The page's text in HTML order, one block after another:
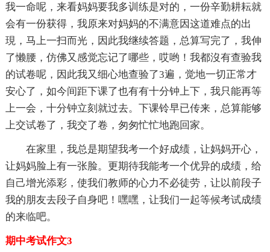
我一命呢，来看妈妈要我多训练是对的，一份辛勤耕耘就
会有一份获得，我原来对妈妈的不满意因这道难点的出
現，马上一扫而光，因此我继续答题，总算写完了，我伸
了懒腰，仿佛又感觉忘记了哪些，哎哟！我都沒有查验我
的试卷呢，因此我又细心地查验了3遍，觉地一切正常才
安心了，如今间距下课了也有有十分钟上下，我只能再等
上一会，十分钟立刻就过去。下课铃早已传来，总算能够
上交试卷了，我交了卷，匆匆忙忙地跑回家。
在家里，我总是期望我考一个好成绩，让妈妈开心，
让妈妈脸上有一张脸。更期待我能考一个优异的成绩，给
自己增光添彩，使我们教师的心力不必徒劳，让以前段子
我的朋友去段子自身吧！嘿嘿，让我们一起等候考试成绩
的来临吧。
期中考试作文3